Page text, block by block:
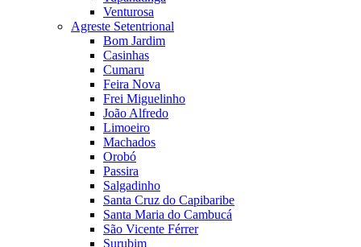
Venturosa
Agreste Setentrional
Bom Jardim
Casinhas
Cumaru
Feira Nova
Frei Miguelinho
João Alfredo
Limoeiro
Machados
Orobó
Passira
Salgadinho
Santa Cruz do Capibaribe
Santa Maria do Cambucá
São Vicente Férrer
Surubim